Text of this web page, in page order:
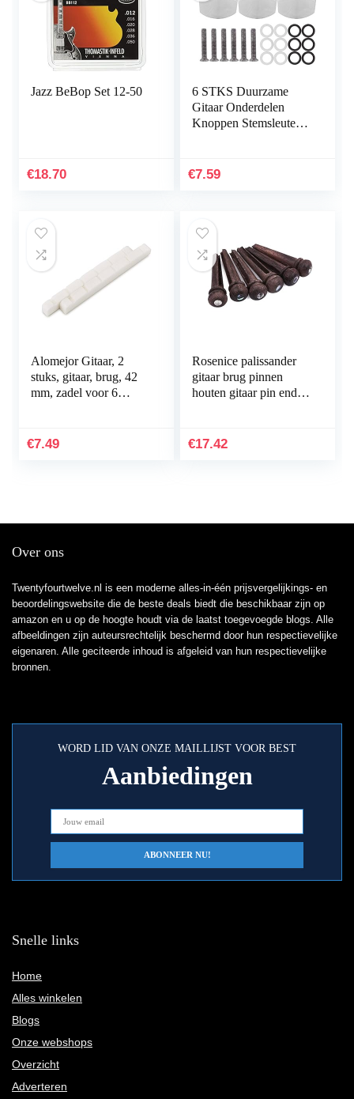
Jazz BeBop Set 12-50
€18.70
6 STKS Duurzame
Gitaar Onderdelen
Knoppen Stemsleutel
Gitaar(White pearl)
€7.59
Alomejor Gitaar, 2
stuks, gitaar, brug, 42
mm, zadel voor 6
gitaaronderdelen
€7.49
Rosenice palissander
gitaar brug pinnen
houten gitaar pin end
Rosenice
€17.42
Over ons
Twentyfourtwelve.nl is een moderne alles-in-één prijsvergelijkings- en
beoordelingswebsite die de beste deals biedt die beschikbaar zijn op
amazon en u op de hoogte houdt via de laatst toegevoegde blogs. Alle
afbeeldingen zijn auteursrechtelijk beschermd door hun respectievelijke
eigenaren. Alle geciteerde inhoud is afgeleid van hun respectievelijke
bronnen.
WORD LID VAN ONZE MAILLIJST VOOR BEST
Aanbiedingen
Snelle links
Home
Alles winkelen
Blogs
Onze webshops
Overzicht
Adverteren